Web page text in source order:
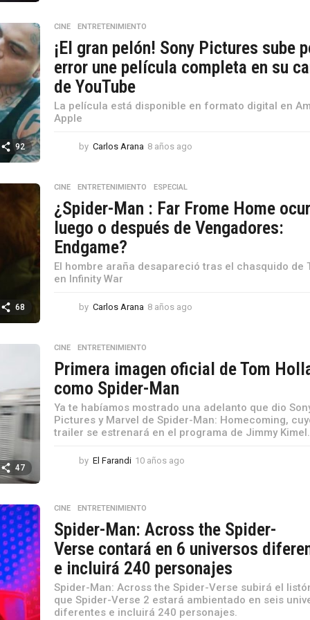
g
92
CINE ,ENTRETENIMIENTO
¡El gran pelón! Sony Pictures sube
error une película completa en su
de YouTube
La película está disponible en formato digital en
Apple
by Carlos Arana 8 años ago
g
68
CINE ,ENTRETENIMIENTO ,ESPECIAL
¿Spider-Man : Far Frome Home
luego o después de Vengadores:
Endgame?
El hombre araña desapareció tras el chasquido de
en Infinity War
by Carlos Arana 8 años ago
a
47
CINE ,ENTRETENIMIENTO
Primera imagen oficial de Tom
como Spider-Man
Ya te habíamos mostrado una adelanto que dio
Pictures y Marvel de Spider-Man: Homecoming,
trailer se estrenará en el programa de Jimmy
by El Farandi 10 años ago
s
g
o
CINE ,ENTRETENIMIENTO
Spider-Man: Across the Spider-
Verse contará en 6 universos
e incluirá 240 personajes
Spider-Man: Across the Spider-Verse subirá el
que Spider-Verse 2 estará ambientado en seis
diferentes e incluirá 240 personajes.